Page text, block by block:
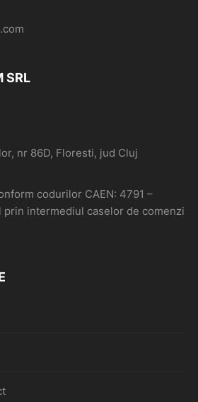
SRL
nr 86D, Floresti, jud Cluj
codurilor CAEN: 4791 –
prin intermediul caselor de comenzi